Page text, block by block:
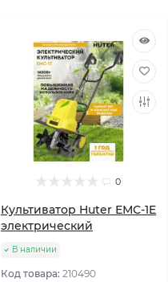
0
Культиватор Huter ЕМС-1E
электрический
В наличии
Код товара: 210490